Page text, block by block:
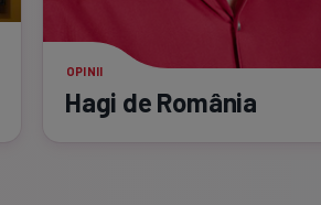
OPINII
Hagi de România